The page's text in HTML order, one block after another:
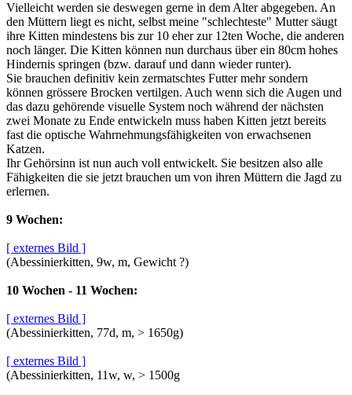
Vielleicht werden sie deswegen gerne in dem Alter abgegeben. An
den Müttern liegt es nicht, selbst meine "schlechteste" Mutter säugt
ihre Kitten mindestens bis zur 10 eher zur 12ten Woche, die anderen
noch länger. Die Kitten können nun durchaus über ein 80cm hohes
Hindernis springen (bzw. darauf und dann wieder runter).
Sie brauchen definitiv kein zermatschtes Futter mehr sondern
können grössere Brocken vertilgen. Auch wenn sich die Augen und
das dazu gehörende visuelle System noch während der nächsten
zwei Monate zu Ende entwickeln muss haben Kitten jetzt bereits
fast die optische Wahrnehmungsfähigkeiten von erwachsenen
Katzen.
Ihr Gehörsinn ist nun auch voll entwickelt. Sie besitzen also alle
Fähigkeiten die sie jetzt brauchen um von ihren Müttern die Jagd zu
erlernen.
9 Wochen:
[ externes Bild ]
(Abessinierkitten, 9w, m, Gewicht ?)
10 Wochen - 11 Wochen:
[ externes Bild ]
(Abessinierkitten, 77d, m, > 1650g)
[ externes Bild ]
(Abessinierkitten, 11w, w, > 1500g